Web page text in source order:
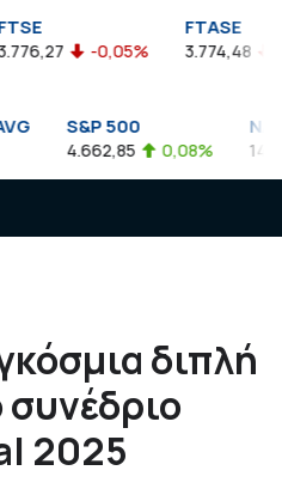
-0,05%
FTASE
3.774,48 -
S&P 500
4.662,85 0,08%
διπλή
συνέδριο
2025